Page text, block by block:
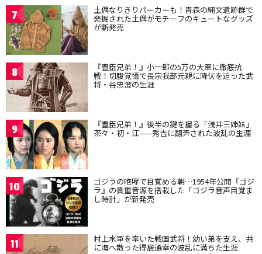
7 土偶なりきりパーカーも！青森の縄文遺跡群で
発掘された土偶がモチーフのキュートなグッズ
が新発売
8 『豊臣兄弟！』小一郎の5万の大軍に徹底抗
戦！切腹覚悟で長宗我部元親に降伏を迫った武
将・谷忠澄の生涯
9 『豊臣兄弟！』後半の鍵を握る「浅井三姉妹」
茶々・初・江——秀吉に翻弄された波乱の生涯
10 ゴジラの咆哮で目覚める朝…1954年公開『ゴジ
ラ』の貴重音源を搭載した「ゴジラ音声目覚ま
し時計」が新発売
11 村上水軍を率いた戦国武将！幼い弟を支え、共
に海へ散った得居通幸の波乱に満ちた生涯